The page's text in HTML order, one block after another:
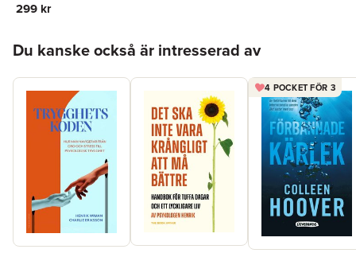
trygghet
299 kr
Du kanske också är intresserad av
4 POCKET FÖR 3